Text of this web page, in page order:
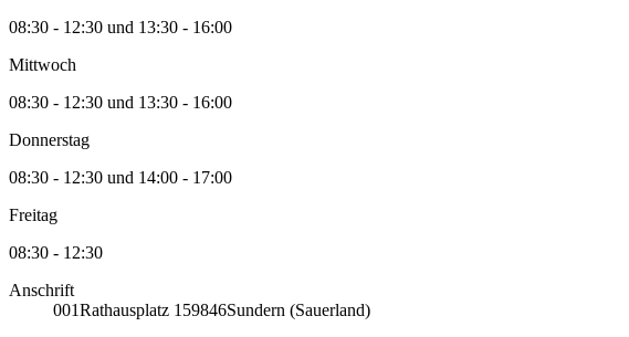
08:30 - 12:30 und 13:30 - 16:00
Mittwoch
08:30 - 12:30 und 13:30 - 16:00
Donnerstag
08:30 - 12:30 und 14:00 - 17:00
Freitag
08:30 - 12:30
Anschrift
001Rathausplatz 1 59846Sundern (Sauerland)